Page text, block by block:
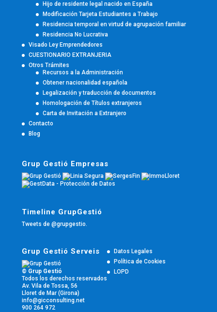
Hijo de residente legal nacido en España
Modificación Tarjeta Estudiantes a Trabajo
Residencia temporal en virtud de agrupación familiar
Residencia No Lucrativa
Visado Ley Emprendedores
CUESTIONARIO EXTRANJERIA
Otros Trámites
Recursos a la Administración
Obtener nacionalidad española
Legalización y traducción de documentos
Homologación de Títulos extranjeros
Carta de Invitación a Extranjero
Contacto
Blog
Grup Gestió Empresas
Timeline GrupGestió
Tweets de @grupgestio.
Grup Gestió Serveis
© Grup Gestió
Todos los derechos reservados
Av. Vila de Tossa, 56
Lloret de Mar (Girona)
info@gicconsulting.net
900 264 972
Datos Legales
Política de Cookies
LOPD